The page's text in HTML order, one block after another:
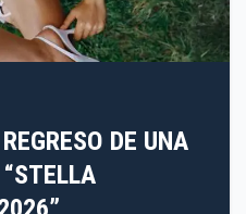
DE UNA